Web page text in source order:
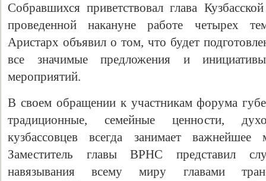
Собравшихся приветствовал глава
проведенной накануне работе четырех
Аристарх объявил о том, что будет
все значимые предложения и
мероприятий.
В своем обращении к участникам форума
традиционные, семейные ценности,
кузбассовцев всегда занимает
Заместитель главы ВРНС представил
навязывания всему миру главами
Свидетельство